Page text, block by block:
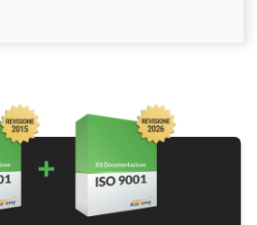
conformi alla ISO 9001:2015
tutorial (In inglese)
Analysis ISO 9001